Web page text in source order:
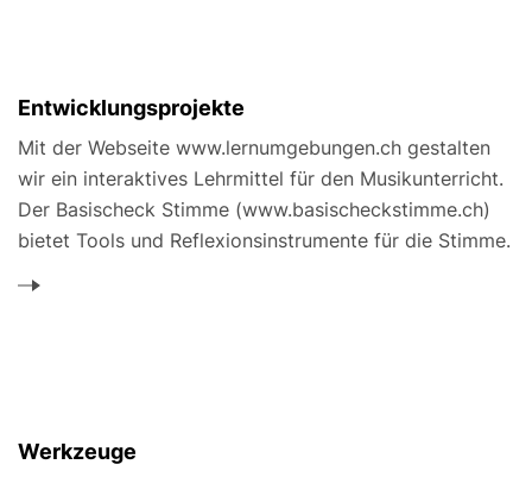
Entwicklungsprojekte
Mit der Webseite www.lernumgebungen.ch gestalten
wir ein interaktives Lehrmittel für den Musikunterricht.
Der Basischeck Stimme (www.basischeckstimme.ch)
bietet Tools und Reflexionsinstrumente für die Stimme.
Werkzeuge